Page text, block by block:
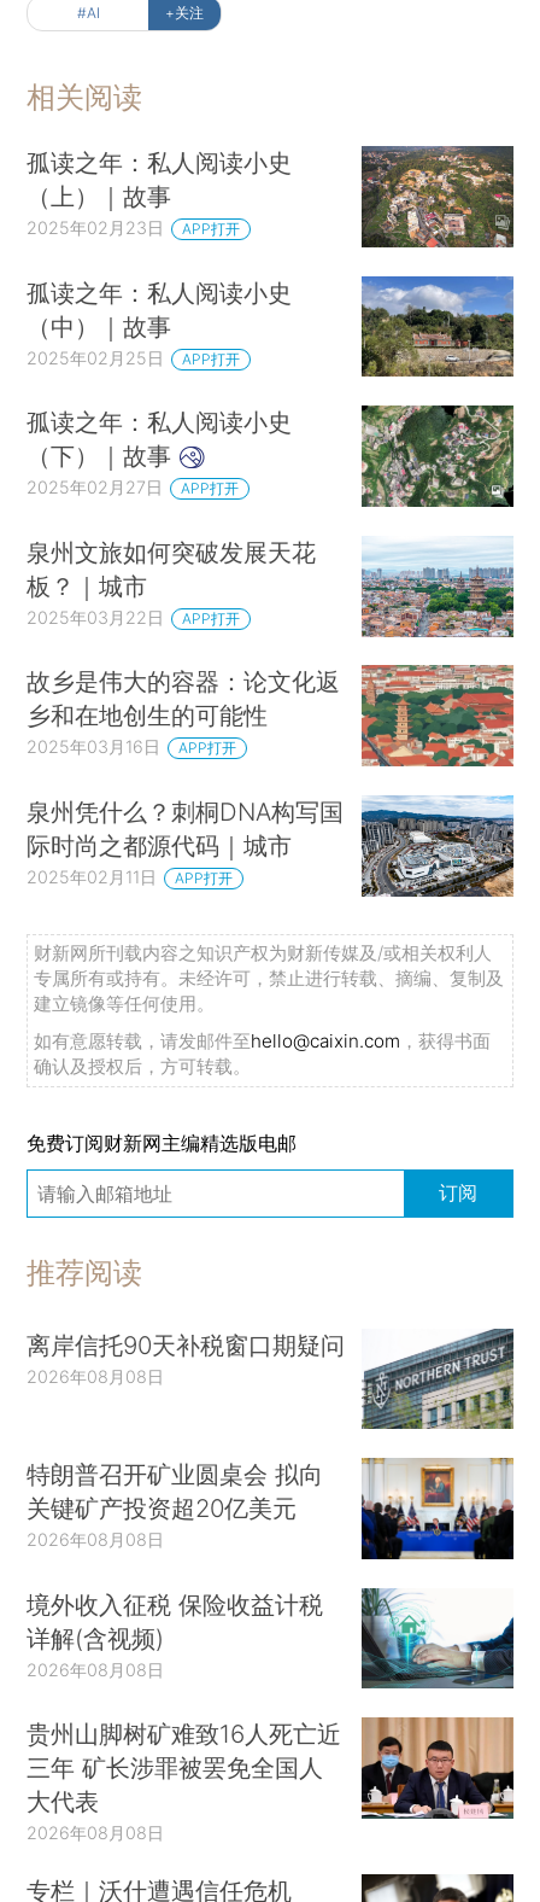
#AI +关注
相关阅读
孤读之年：私人阅读小史
（上）｜故事
2025年02月23日 APP打开
孤读之年：私人阅读小史
（中）｜故事
2025年02月25日 APP打开
孤读之年：私人阅读小史
（下）｜故事
2025年02月27日 APP打开
泉州文旅如何突破发展天花
板？｜城市
2025年03月22日 APP打开
故乡是伟大的容器：论文化返
乡和在地创生的可能性
2025年03月16日 APP打开
泉州凭什么？刺桐DNA构写国
际时尚之都源代码｜城市
2025年02月11日 APP打开
财新网所刊载内容之知识产权为财新传媒及/或相关权利人
专属所有或持有。未经许可，禁止进行转载、摘编、复制及
建立镜像等任何使用。
如有意愿转载，请发邮件至hello@caixin.com ，获得书面
确认及授权后，方可转载。
免费订阅财新网主编精选版电邮
订阅
推荐阅读
离岸信托90天补税窗口期疑问
2026年08月08日
特朗普召开矿业圆桌会 拟向
关键矿产投资超20亿美元
2026年08月08日
境外收入征税 保险收益计税
详解(含视频)
2026年08月08日
贵州山脚树矿难致16人死亡近
三年 矿长涉罪被罢免全国人
大代表
2026年08月08日
专栏｜沃什遭遇信任危机